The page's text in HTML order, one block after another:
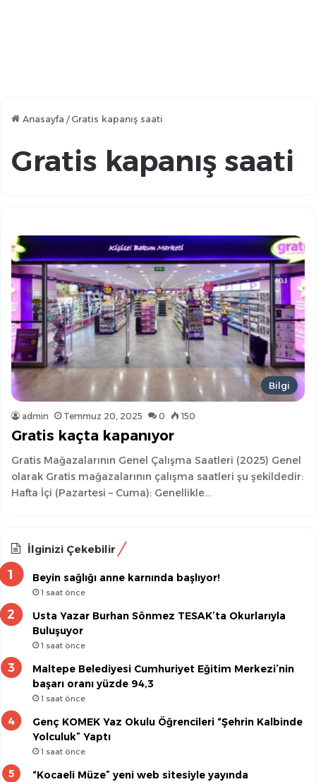
Anasayfa / Gratis kapanış saati
Gratis kapanış saati
Bilgi
admin Temmuz 20, 2025 0 150
Gratis kaçta kapanıyor
Gratis Mağazalarının Genel Çalışma Saatleri (2025) Genel
olarak Gratis mağazalarının çalışma saatleri şu şekildedir:
Hafta İçi (Pazartesi – Cuma): Genellikle…
İlginizi Çekebilir
Beyin sağlığı anne karnında başlıyor!
1 saat önce
Usta Yazar Burhan Sönmez TESAK’ta Okurlarıyla
Buluşuyor
1 saat önce
Maltepe Belediyesi Cumhuriyet Eğitim Merkezi’nin
başarı oranı yüzde 94,3
1 saat önce
Genç KOMEK Yaz Okulu Öğrencileri “Şehrin Kalbinde
Yolculuk” Yaptı
1 saat önce
“Kocaeli Müze” yeni web sitesiyle yayında